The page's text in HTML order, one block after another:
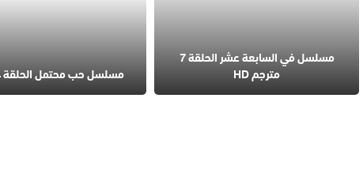
مسلسل في السابعة عشر الحلقة 7
مترجم HD
مسلسل حب محتمل الحلقة 4 مترجم